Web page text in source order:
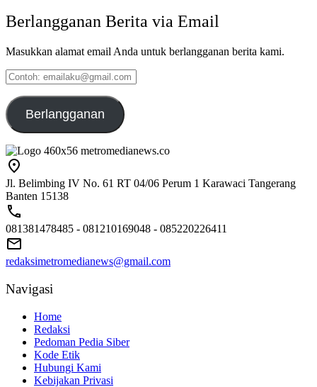
Berlangganan Berita via Email
Masukkan alamat email Anda untuk berlangganan berita kami.
Contoh:
emailaku@gmail.com
Berlangganan
Jl. Belimbing IV No. 61 RT 04/06 Perum 1 Karawaci Tangerang
Banten 15138
081381478485 - 081210169048 - 085220226411
redaksimetromedianews@gmail.com
Navigasi
Home
Redaksi
Pedoman Pedia Siber
Kode Etik
Hubungi Kami
Kebijakan Privasi